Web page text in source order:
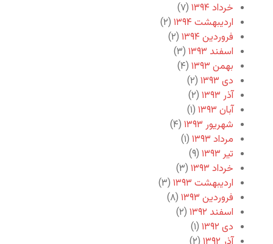
خرداد ۱۳۹۴
(۷)
اردیبهشت ۱۳۹۴
(۲)
فروردین ۱۳۹۴
(۲)
اسفند ۱۳۹۳
(۳)
بهمن ۱۳۹۳
(۴)
دی ۱۳۹۳
(۲)
آذر ۱۳۹۳
(۲)
آبان ۱۳۹۳
(۱)
شهریور ۱۳۹۳
(۴)
مرداد ۱۳۹۳
(۱)
تیر ۱۳۹۳
(۹)
خرداد ۱۳۹۳
(۳)
اردیبهشت ۱۳۹۳
(۳)
فروردین ۱۳۹۳
(۸)
اسفند ۱۳۹۲
(۲)
دی ۱۳۹۲
(۱)